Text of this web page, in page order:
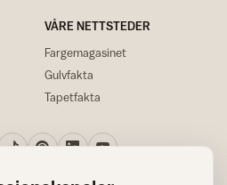
VÅRE NETTSTEDER
Fargemagasinet
Gulvfakta
Tapetfakta